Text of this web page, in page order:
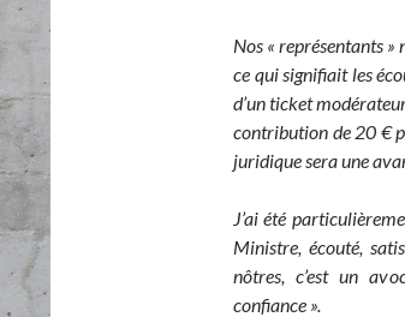
Nos « représentants »
ce qui signifiait les
d’un ticket
contribution de 20 €
juridique sera une
J’ai été
Ministre, écouté,
nôtres, c’est un
confiance ».